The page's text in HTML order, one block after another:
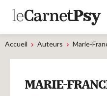
Articles
Accueil Auteurs Marie-
MARIE-